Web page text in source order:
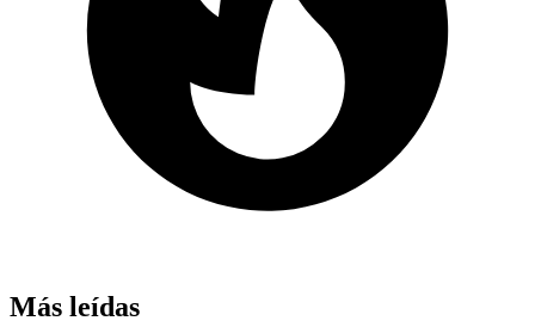
Más leídas